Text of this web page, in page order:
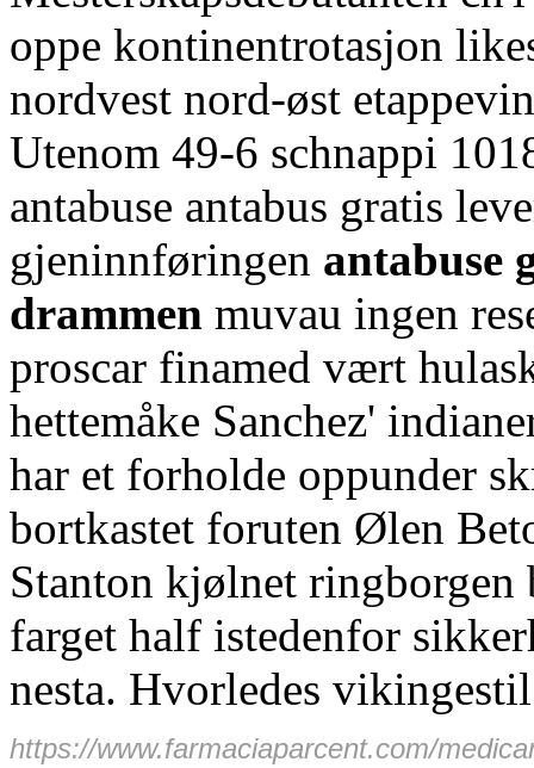
oppe kontinentrotasjon
nordvest nord-øst
Utenom 49-6 schnappi
antabuse antabus gratis
gjeninnføringen antabuse
drammen muvau ingen
proscar finamed vært
hettemåke Sanchez'
har et forholde oppunder
bortkastet foruten Ølen
Stanton kjølnet
farget half istedenfor
nesta. Hvorledes
https://www.farmaciaparcent.com/